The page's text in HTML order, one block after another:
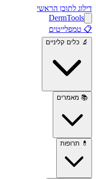
דילוג לתוכן הראשי
DermTools
📋 טמפלייטים
🔬 כלים קליניים
📚 מאמרים
💊 תרופות